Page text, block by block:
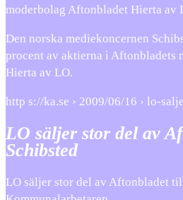
moderbolag Aftonbladet Hierta av
Den norska mediekoncernen
procent av aktierna i Aftonbladets
Hierta av LO.
http s://ka.se › 2009/06/16 › lo-
LO säljer stor del av
Schibsted
LO säljer stor del av Aftonbladet